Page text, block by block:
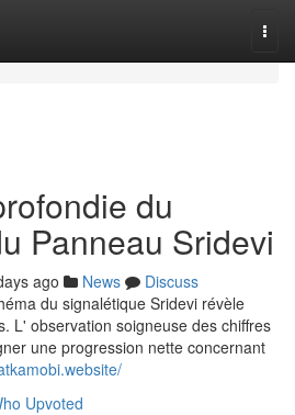
du
Panneau Sridevi
ago News
Discuss
du signalétique Sridevi révèle
L' observation soigneuse des chiffres
une progression nette concernant
Upvoted